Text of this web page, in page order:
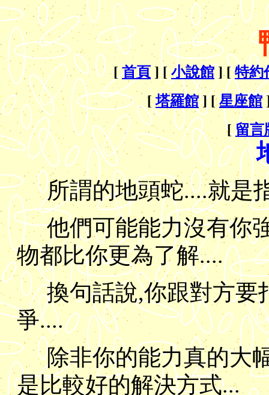
[首頁 ] [ 小說館] [特約
[塔羅館] [星座館
[留言
所謂的地頭蛇....就是
他們可能能力沒有你
物都比你更為了解....
換句話說,你跟對方要
爭....
除非你的能力真的大
是比較好的解決方式...